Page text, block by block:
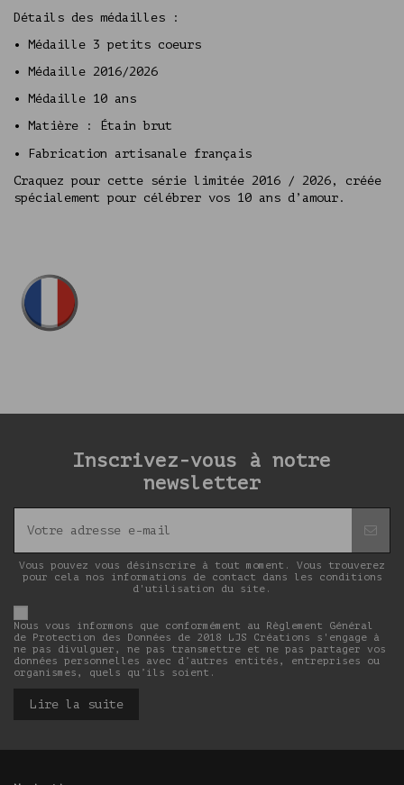
Détails des médailles :
• Médaille 3 petits coeurs
• Médaille 2016/2026
• Médaille 10 ans
• Matière : Étain brut
• Fabrication artisanale français
Craquez pour cette série limitée 2016 / 2026, créée
spécialement pour célébrer vos 10 ans d’amour.
Inscrivez-vous à notre
newsletter
Vous pouvez vous désinscrire à tout moment. Vous trouverez
pour cela nos informations de contact dans les conditions
d'utilisation du site.
Nous vous informons que conformément au Règlement Général
de Protection des Données de 2018 LJS Créations s'engage à
ne pas divulguer, ne pas transmettre et ne pas partager vos
données personnelles avec d’autres entités, entreprises ou
organismes, quels qu’ils soient.
Lire la suite